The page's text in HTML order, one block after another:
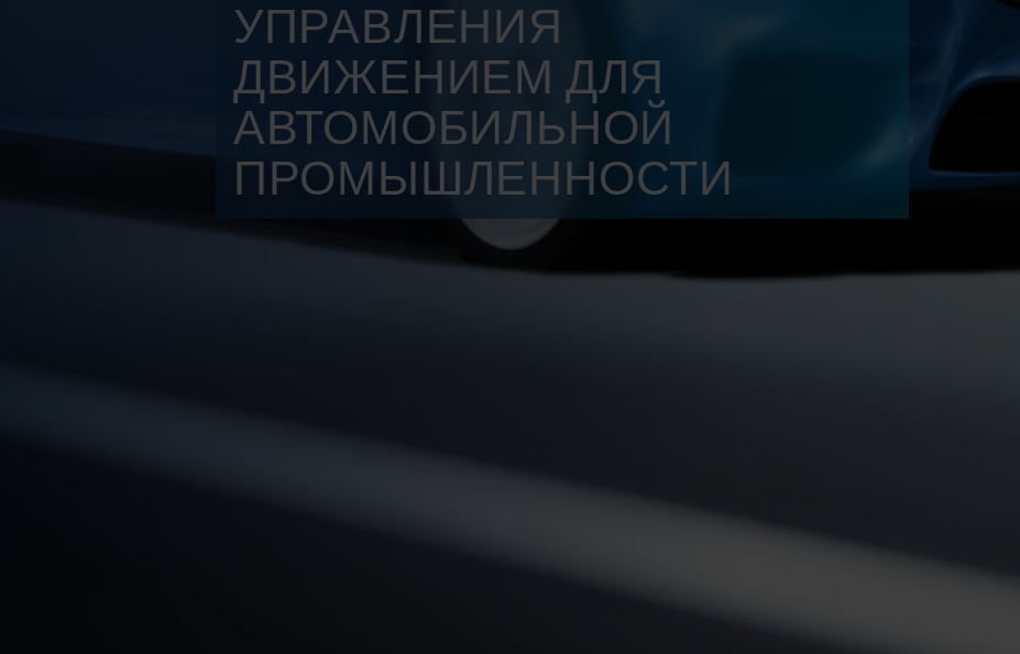
УПРАВЛЕНИЯ
ДВИЖЕНИЕМ ДЛЯ
АВТОМОБИЛЬНОЙ
ПРОМЫШЛЕННОСТИ